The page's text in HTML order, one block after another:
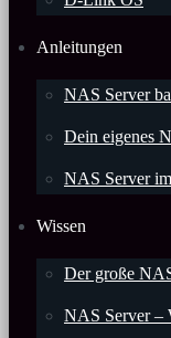
Anleitungen
NAS Server
Dein eigenes
NAS Server
Wissen
Der große
NAS Server –